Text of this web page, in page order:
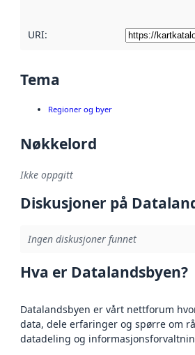
URI:
Tema
Regioner og byer
Nøkkelord
Ikke oppgitt
Diskusjoner på
Ingen diskusjoner funnet
Hva er Datalandsbyen?
Datalandsbyen er vårt nettforum
data, dele erfaringer og spørre om
datadeling og